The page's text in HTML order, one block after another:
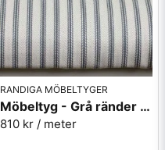
RANDIGA MÖBELTYGER
Möbeltyg - Grå ränder - Ellinor nr.90
810 kr / meter